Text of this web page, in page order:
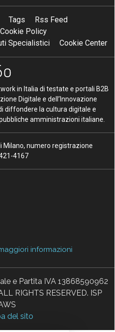
Tags
Rss Feed
Policy
Specialistici
Cookie Center
in Italia di testate e portali B2B
Digitale e dell’Innovazione
diffondere la cultura digitale e
amministrazioni italiane.
Milano, numero registrazione
4167
informazioni
e Partita IVA 13868590962
RIGHTS RESERVED. ISP
del sito